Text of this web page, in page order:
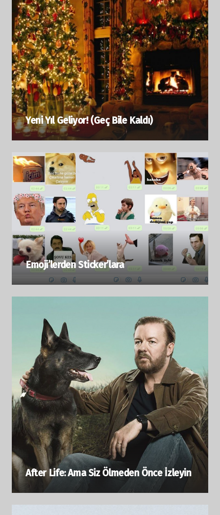
Yeni Yıl Geliyor! (Geç Bile Kaldı)
Emoji’lerden Sticker’lara
After Life: Ama Siz Ölmeden Önce İzleyin